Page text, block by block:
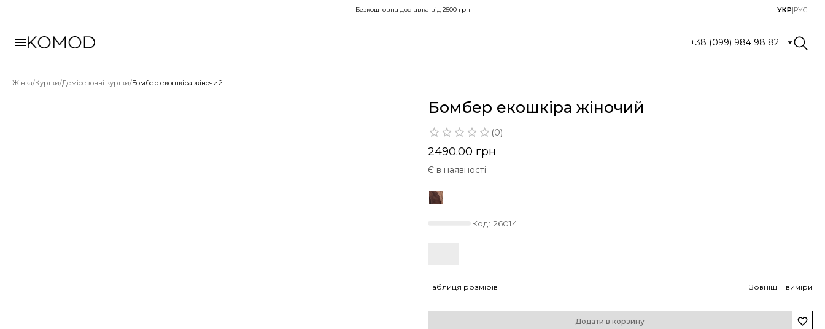
Безкоштовна доставка від 2500 грн УКР|РУС
+38 (099) 984 98 82
Жінка/Куртки/Демісезонні куртки/Бомбер екошкіра жіночий
Бомбер екошкіра жіночий
(0)
2490.00 грн
Є в наявності
Код: 26014
Таблиця розмірів Зовнішні виміри
Додати в корзину